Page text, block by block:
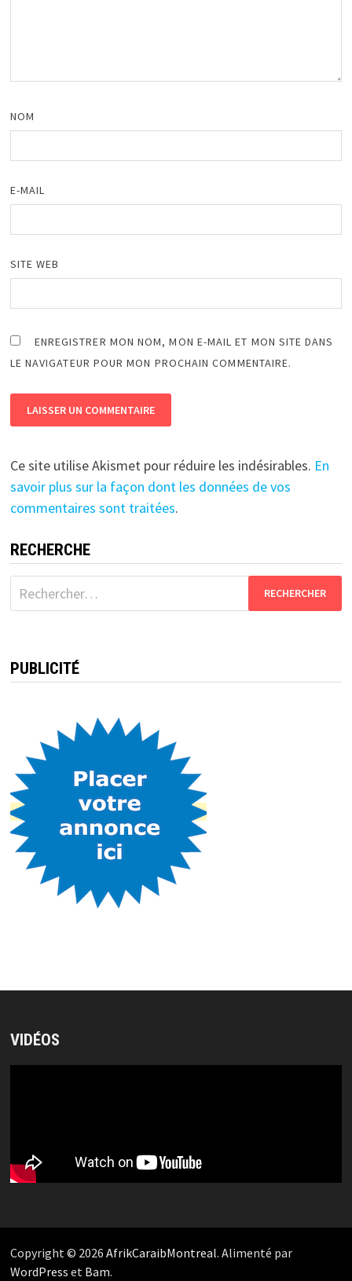
NOM
E-MAIL
SITE WEB
ENREGISTRER MON NOM, MON E-MAIL ET MON SITE DANS
LE NAVIGATEUR POUR MON PROCHAIN COMMENTAIRE.
Ce site utilise Akismet pour réduire les indésirables. En
savoir plus sur la façon dont les données de vos
commentaires sont traitées.
RECHERCHE
Rechercher :
PUBLICITÉ
VIDÉOS
Copyright © 2026 AfrikCaraibMontreal. Alimenté par
WordPress et Bam.